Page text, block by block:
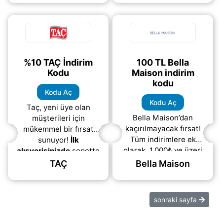
fırsat sayesinde, ev
tekstili ve
(daha&helliip;)
indirim kodunu alabilir
veödemenizde
%10 TAÇ İndirim
Kodu
Kodu Aç
Taç, yeni üye olan
müşterileri için
mükemmel bir fırsat
sunuyor! İlk
alışverişinizde sepette
%10 ek indirim
avantajdan
TAÇ
100 TL Bella
Maison indirim
kodu
Kodu Aç
Bella Maison’dan
kaçırılmayacak fırsat!
Tüm indirimlere ek
olarak, 1.000₺ ve üzeri
alışverişlerinizde
indirim koduyla
bütçenizi
(daha&helliip;)
Bella Maison
sonraki sayfa